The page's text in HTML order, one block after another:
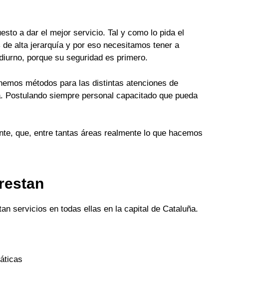
a dar el mejor servicio. Tal y como lo pida el
alta jerarquía y por eso necesitamos tener a
porque su seguridad es primero.
métodos para las distintas atenciones de
siempre personal capacitado que pueda
que, entre tantas áreas realmente lo que hacemos
servicios en todas ellas en la capital de Cataluña.